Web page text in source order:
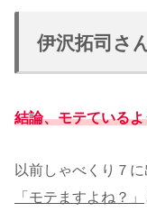
伊沢拓司さ
結論、モテている
以前しゃべくり７
「モテますよね？」